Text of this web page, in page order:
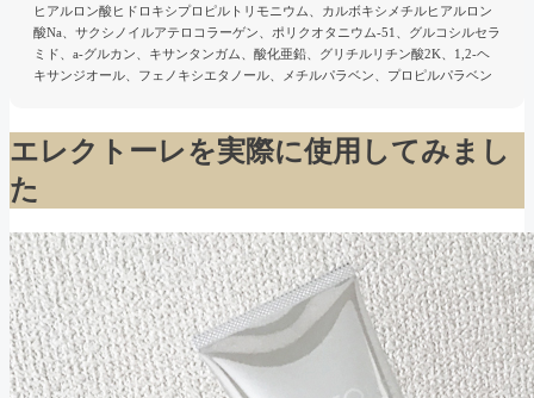
ヒアルロン酸ヒドロキシプロピルトリモニウム、カルボキシメチルヒアルロン
酸Na、サクシノイルアテロコラーゲン、ポリクオタニウム-51、グルコシルセラ
ミド、a-グルカン、キサンタンガム、酸化亜鉛、グリチルリチン酸2K、1,2-ヘ
キサンジオール、フェノキシエタノール、メチルパラベン、プロピルパラベン
エレクトーレを実際に使用してみまし
た